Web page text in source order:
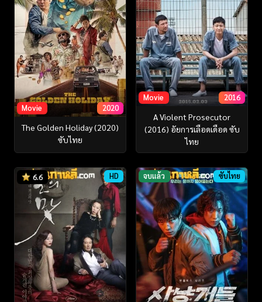
Movie 2020
The Golden Holiday (2020)
ซับไทย
Movie 2016
A Violent Prosecutor
(2016) อัยการเลือดเดือด ซับ
ไทย
6.6 HD จบแล้ว ซับไทย